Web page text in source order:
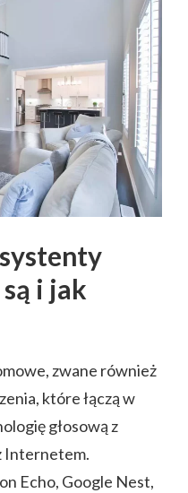
i jak
zwane również
które łączą w
głosową z
Internetem.
Echo, Google Nest,